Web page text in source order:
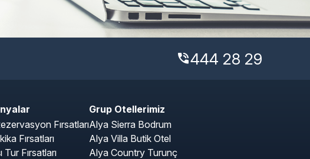
phone_in_talk444 28 29
Fırsatları
Fırsatları
Tur Fırsatları
Grup Otellerimiz
Alya Sierra Bodrum
Alya Villa Butik Otel
Alya Country Turunç